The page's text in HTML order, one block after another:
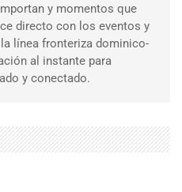
y momentos que
directo con los eventos y
línea fronteriza dominico-
al instante para
y conectado.